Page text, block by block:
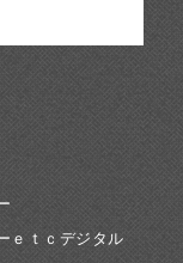
ｅｔｃデジタル